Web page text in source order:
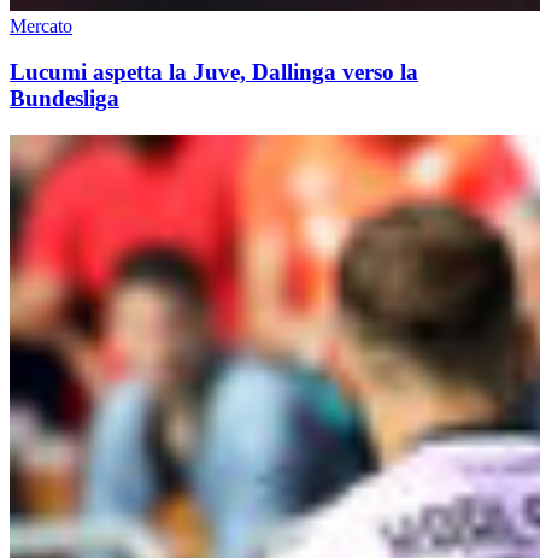
Mercato
Lucumi aspetta la Juve, Dallinga verso la
Bundesliga